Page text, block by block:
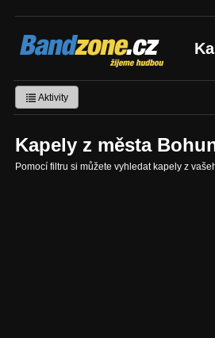
Bandzone.cz
žijeme hudbou
Aktivity
Kapely z města
Pomocí filtru si můžete vyhledat kapely z